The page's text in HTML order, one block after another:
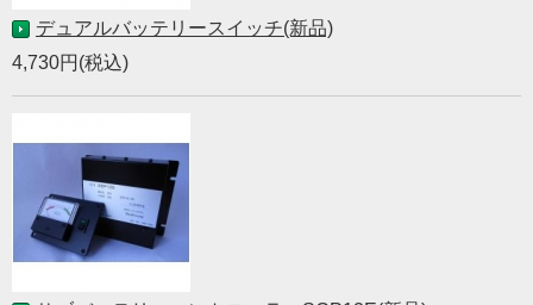
デュアルバッテリースイッチ(新品)
4,730円(税込)